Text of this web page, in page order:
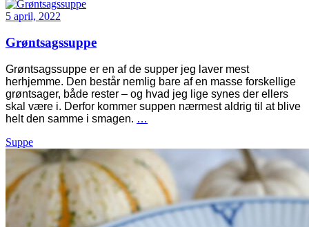
5 april, 2022
Grøntsagssuppe
Grøntsagssuppe er en af de supper jeg laver mest
herhjemme. Den består nemlig bare af en masse forskellige
grøntsager, både rester – og hvad jeg lige synes der ellers
skal være i. Derfor kommer suppen nærmest aldrig til at blive
helt den samme i smagen. …
Suppe